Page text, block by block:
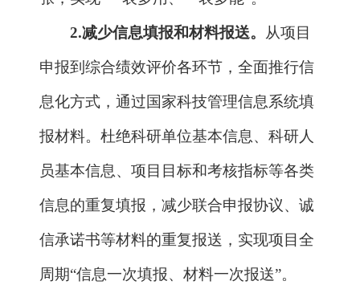
信承诺书等材料的重复报送，实现项目全
周期“信息一次填报、材料一次报送”。
合并年度报告和预算执行报告，不再
单独编报年度财务决算报告；减少纸质材
料报送，一般情况下，项目牵头单位报送
外增加半年报、季报等材料和表格报送，
切实减轻科研人员负担。
3.精简过程检查。按照任务书约定，